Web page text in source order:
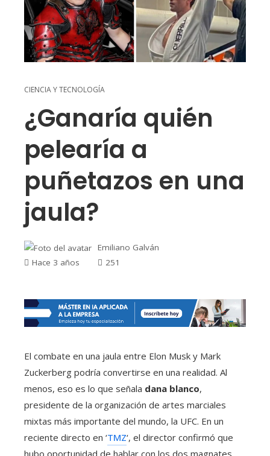
CIENCIA Y TECNOLOGÍA
¿Ganaría quién
pelearía a
puñetazos en una
jaula?
Emiliano Galván
Hace 3 años
251
El combate en una jaula entre Elon Musk y Mark
Zuckerberg podría convertirse en una realidad. Al
menos, eso es lo que señala dana blanco,
presidente de la organización de artes marciales
mixtas más importante del mundo, la UFC. En un
reciente directo en ‘TMZ‘, el director confirmó que
hubo oportunidad de hablar con los dos magnates